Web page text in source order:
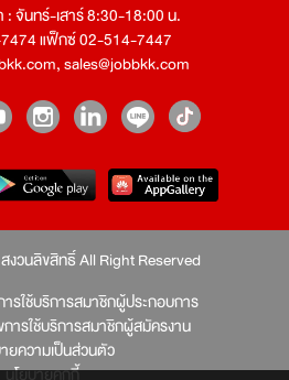
: จันทร์-เสาร์ 8:30-18:00 น.
แฟ็กซ์ 02-514-7447
,sales@jobbkk.com
วนลิขสิทธิ์ All Right Reserved
ารใช้บริการสมาชิกผู้ประกอบการ
การใช้บริการสมาชิกผู้สมัครงาน
ยความเป็นส่วนตัว